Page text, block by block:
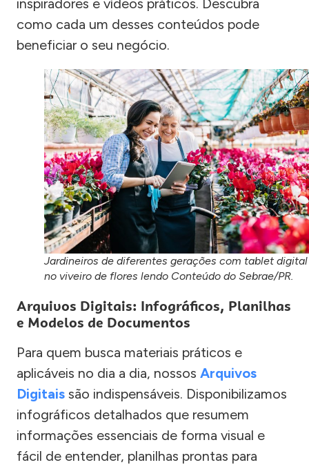
inspiradores e vídeos práticos. Descubra
como cada um desses conteúdos pode
beneficiar o seu negócio.
Jardineiros de diferentes gerações com tablet digital
no viveiro de flores lendo Conteúdo do Sebrae/PR.
Arquivos Digitais: Infográficos, Planilhas
e Modelos de Documentos
Para quem busca materiais práticos e
aplicáveis no dia a dia, nossos Arquivos
Digitais são indispensáveis. Disponibilizamos
infográficos detalhados que resumem
informações essenciais de forma visual e
fácil de entender, planilhas prontas para